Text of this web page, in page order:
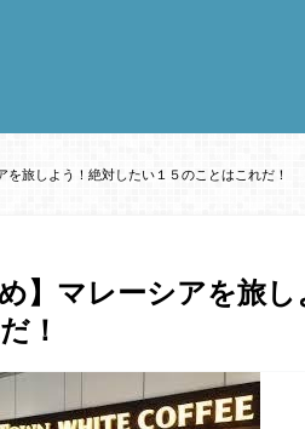
を旅しよう！絶対したい１５のことはこれだ！
】マレーシアを旅
！